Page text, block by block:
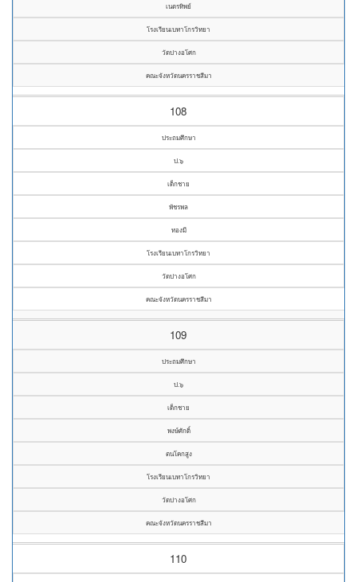
เนตรทิพย์
โรงเรียนเบทาโกรวิทยา
วัดปางอโศก
คณะจังหวัดนครราชสีมา
108
ประถมศึกษา
ป.๖
เด็กชาย
พัชรพล
ทองมี
โรงเรียนเบทาโกรวิทยา
วัดปางอโศก
คณะจังหวัดนครราชสีมา
109
ประถมศึกษา
ป.๖
เด็กชาย
พงษ์ศักดิ์
ตนโคกสูง
โรงเรียนเบทาโกรวิทยา
วัดปางอโศก
คณะจังหวัดนครราชสีมา
110